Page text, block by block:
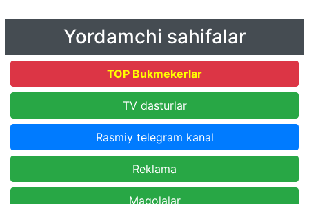
Yordamchi sahifalar
TOP Bukmekerlar
TV dasturlar
Rasmiy telegram kanal
Reklama
Maqolalar